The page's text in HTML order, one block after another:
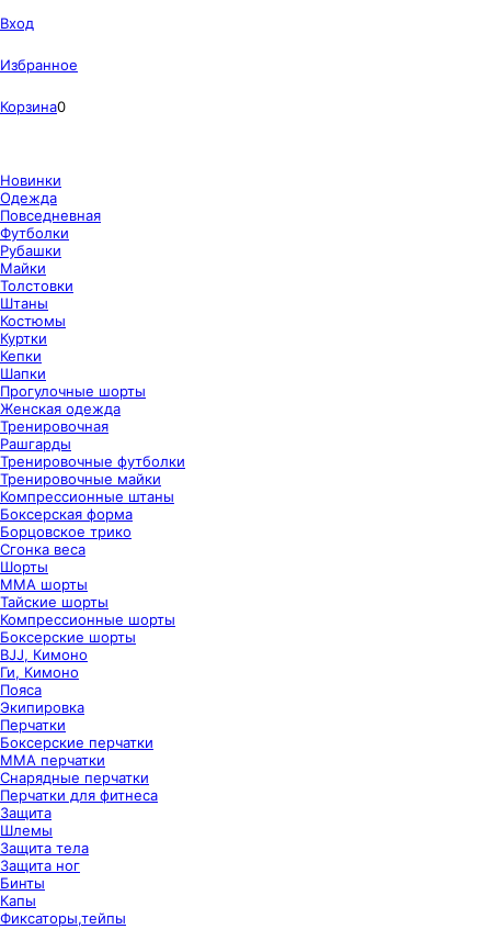
Вход
Избранное
Корзина0
Новинки
Одежда
Повседневная
Футболки
Рубашки
Майки
Толстовки
Штаны
Костюмы
Куртки
Кепки
Шапки
Прогулочные шорты
Женская одежда
Тренировочная
Рашгарды
Тренировочные футболки
Тренировочные майки
Компрессионные штаны
Боксерская форма
Борцовское трико
Сгонка веса
Шорты
ММА шорты
Тайские шорты
Компрессионные шорты
Боксерские шорты
BJJ, Кимоно
Ги, Кимоно
Пояса
Экипировка
Перчатки
Боксерские перчатки
ММА перчатки
Снарядные перчатки
Перчатки для фитнеса
Защита
Шлемы
Защита тела
Защита ног
Бинты
Капы
Фиксаторы,тейпы